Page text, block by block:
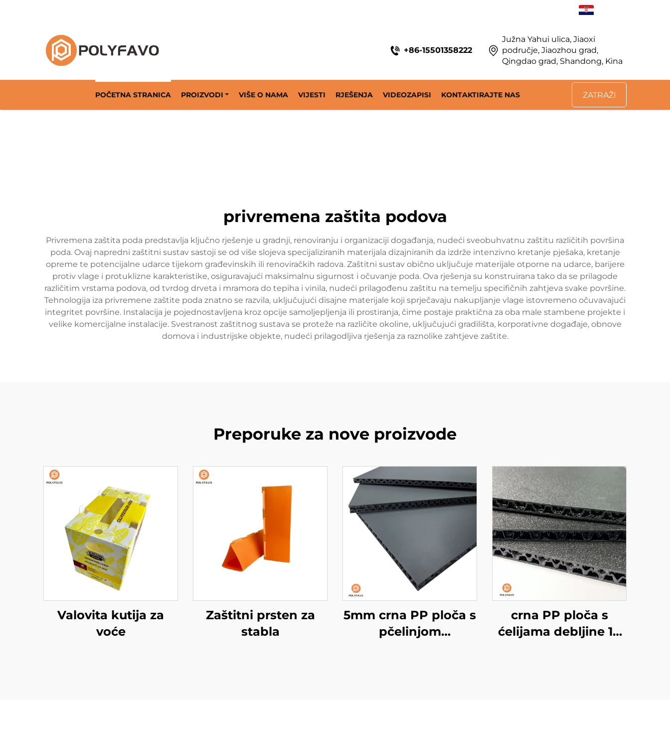
+86-15501358222
Južna Yahui ulica, Jiaoxi
područje, Jiaozhou grad,
Qingdao grad, Shandong, Kina
POČETNA STRANICA PROIZVODI VIŠE O NAMA VIJESTI RJEŠENJA VIDEOZAPISI KONTAKTIRAJTE NAS ZATRAŽI
privremena zaštita podova
Privremena zaštita poda predstavlja ključno rješenje u gradnji, renoviranju i organizaciji događanja, nudeći sveobuhvatnu zaštitu različitih površina
poda. Ovaj napredni zaštitni sustav sastoji se od više slojeva specijaliziranih materijala dizajniranih da izdrže intenzivno kretanje pješaka, kretanje
opreme te potencijalne udarce tijekom građevinskih ili renoviračkih radova. Zaštitni sustav obično uključuje materijale otporne na udarce, barijere
protiv vlage i protuklizne karakteristike, osiguravajući maksimalnu sigurnost i očuvanje poda. Ova rješenja su konstruirana tako da se prilagode
različitim vrstama podova, od tvrdog drveta i mramora do tepiha i vinila, nudeći prilagođenu zaštitu na temelju specifičnih zahtjeva svake površine.
Tehnologija iza privremene zaštite poda znatno se razvila, uključujući disajne materijale koji sprječavaju nakupljanje vlage istovremeno očuvavajući
integritet površine. Instalacija je pojednostavljena kroz opcije samoljepljenja ili prostiranja, čime postaje praktična za oba male stambene projekte i
velike komercijalne instalacije. Svestranost zaštitnog sustava se proteže na različite okoline, uključujući gradilišta, korporativne događaje, obnove
domova i industrijske objekte, nudeći prilagodljiva rješenja za raznolike zahtjeve zaštite.
Preporuke za nove proizvode
Valovita kutija za
voće
Zaštitni prsten za
stabla
5mm crna PP ploča s
pčelinjom
crna PP ploča s
ćelijama debljine 10